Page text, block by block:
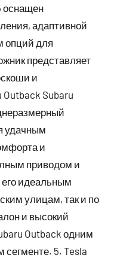
оснащен
адаптивной
опций для
представляет
и
Outback Subaru
удачным
и
приводом и
его идеальным
улицам, так и по
и высокий
Outback одним
сегменте. 5. Tesla